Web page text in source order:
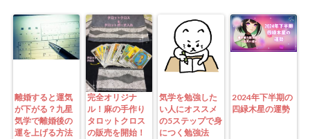
離婚すると運気
が下がる？九星
気学で離婚後の
運を上げる方法
完全オリジナ
ル！麻の手作り
タロットクロス
の販売を開始！
気学を勉強した
い人にオススメ
の5ステップで身
につく勉強法
2024年下半期の
四緑木星の運勢